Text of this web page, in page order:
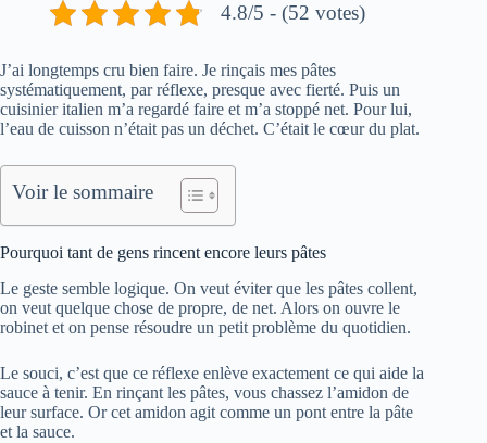
4.8/5 - (52 votes)
J’ai longtemps cru bien faire. Je rinçais mes pâtes
systématiquement, par réflexe, presque avec fierté. Puis un
cuisinier italien m’a regardé faire et m’a stoppé net. Pour lui,
l’eau de cuisson n’était pas un déchet. C’était le cœur du plat.
Voir le sommaire
Pourquoi tant de gens rincent encore leurs pâtes
Le geste semble logique. On veut éviter que les pâtes collent,
on veut quelque chose de propre, de net. Alors on ouvre le
robinet et on pense résoudre un petit problème du quotidien.
Le souci, c’est que ce réflexe enlève exactement ce qui aide la
sauce à tenir. En rinçant les pâtes, vous chassez l’amidon de
leur surface. Or cet amidon agit comme un pont entre la pâte
et la sauce.